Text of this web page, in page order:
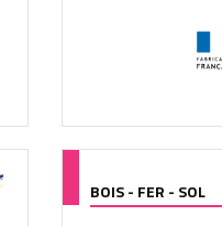
BOIS - FER - SOL